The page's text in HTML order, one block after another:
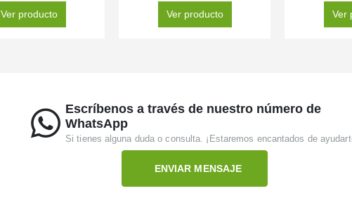
Ver producto Ver producto Ver
Escríbenos a través de nuestro número de
WhatsApp
Si tienes alguna duda o consulta. ¡Estaremos encantados de
ENVIAR MENSAJE